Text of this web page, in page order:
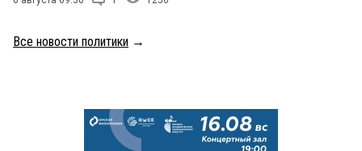
Все новости политики →